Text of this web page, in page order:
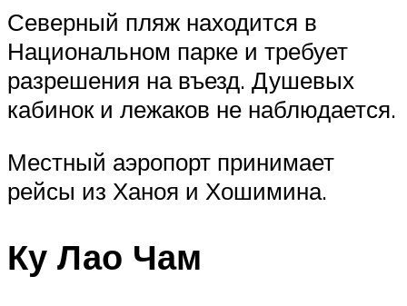
Северный пляж находится в
Национальном парке и требует
разрешения на въезд. Душевых
кабинок и лежаков не наблюдается.
Местный аэропорт принимает
рейсы из Ханоя и Хошимина.
Ку Лао Чам